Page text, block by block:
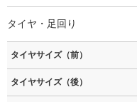
タイヤ・足回り
タイヤサイズ（前）
タイヤサイズ（後）